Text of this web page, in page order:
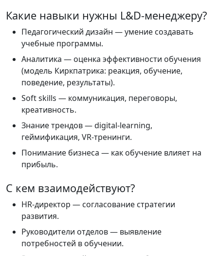
Какие навыки нужны L&D-менеджеру?
Педагогический дизайн — умение создавать
учебные программы.
Аналитика — оценка эффективности обучения
(модель Киркпатрика: реакция, обучение,
поведение, результаты).
Soft skills — коммуникация, переговоры,
креативность.
Знание трендов — digital-learning,
геймификация, VR-тренинги.
Понимание бизнеса — как обучение влияет на
прибыль.
С кем взаимодействуют?
HR-директор — согласование стратегии
развития.
Руководители отделов — выявление
потребностей в обучении.